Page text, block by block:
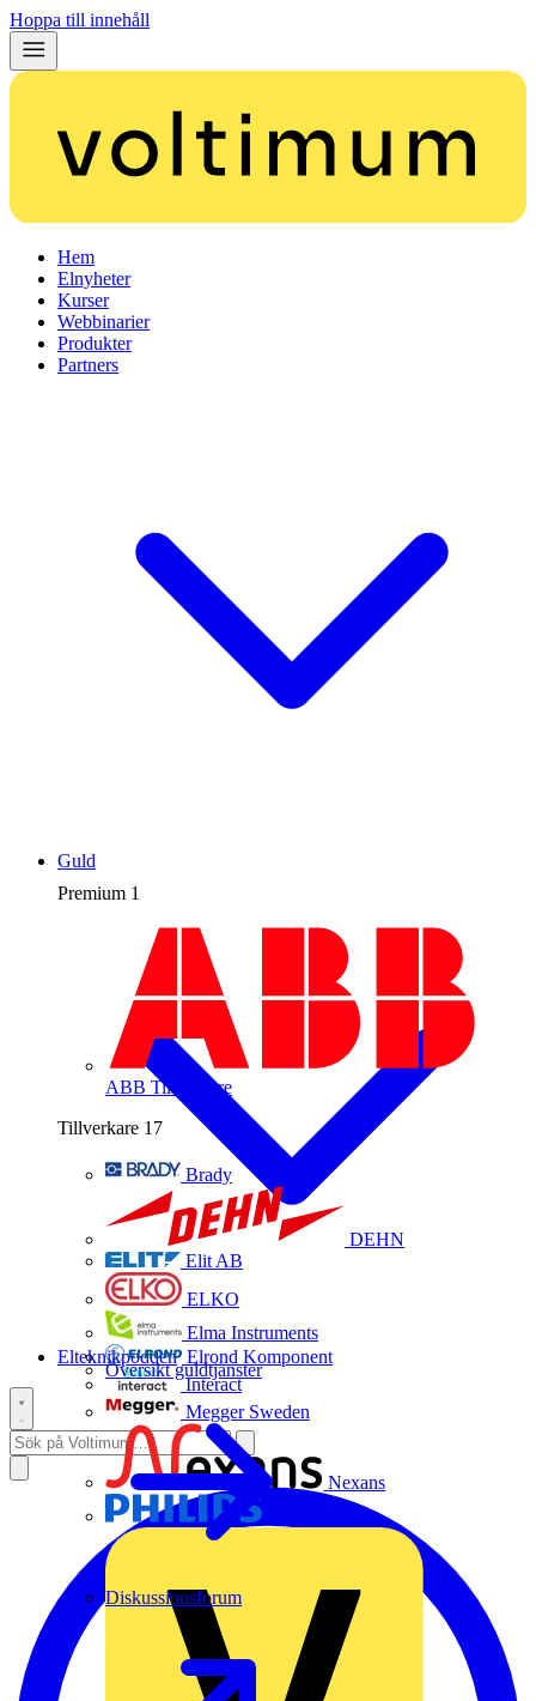
Hoppa till innehåll
Hem
Elnyheter
Kurser
Webbinarier
Produkter
Partners
Premium 1
ABB Tillverkare
Tillverkare 17
Brady
DEHN
Elit AB
ELKO
Elma Instruments
Elrond Komponent
Interact
Megger Sweden
Nexans
Guld
Översikt guldtjänster
Diskussionsforum
Elteknikpodden